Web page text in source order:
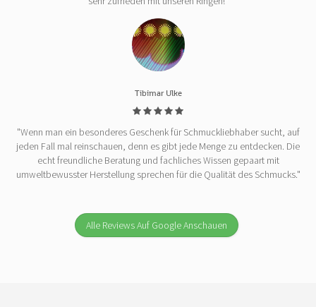
Tibimar Ulke
"Wenn man ein besonderes Geschenk für Schmuckliebhaber sucht, auf
jeden Fall mal reinschauen, denn es gibt jede Menge zu entdecken. Die
echt freundliche Beratung und fachliches Wissen gepaart mit
umweltbewusster Herstellung sprechen für die Qualität des Schmucks."
Alle Reviews Auf Google Anschauen